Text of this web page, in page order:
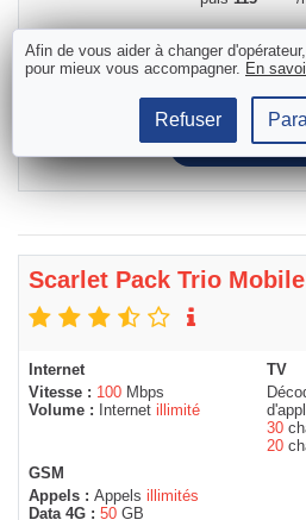
Délais moyen actuel
Commander
Scarlet Pack Trio
Internet
Vitesse : 100 Mbps
Volume :
Internet illimité
TV
30
20
GSM
Appels : Appels illimités
Data 4G : 50 GB
Afin de vous aider à changer
pour mieux vous accompagner. En
Refuser